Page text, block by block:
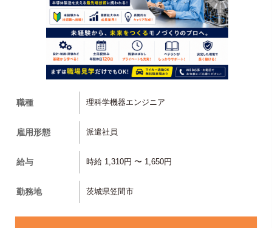
職種 理科学機器エンジニア
雇用形態 派遣社員
給与 時給 1,310円 〜 1,650円
勤務地 茨城県笠間市